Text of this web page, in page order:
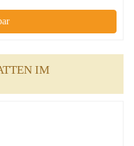
IM